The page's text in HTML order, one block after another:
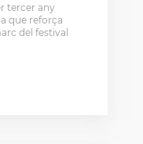
tercer any
que reforça
del festival